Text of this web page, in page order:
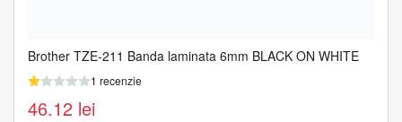
Brother TZE-211 Banda laminata 6mm BLACK ON WHITE
1 recenzie
46.12 lei